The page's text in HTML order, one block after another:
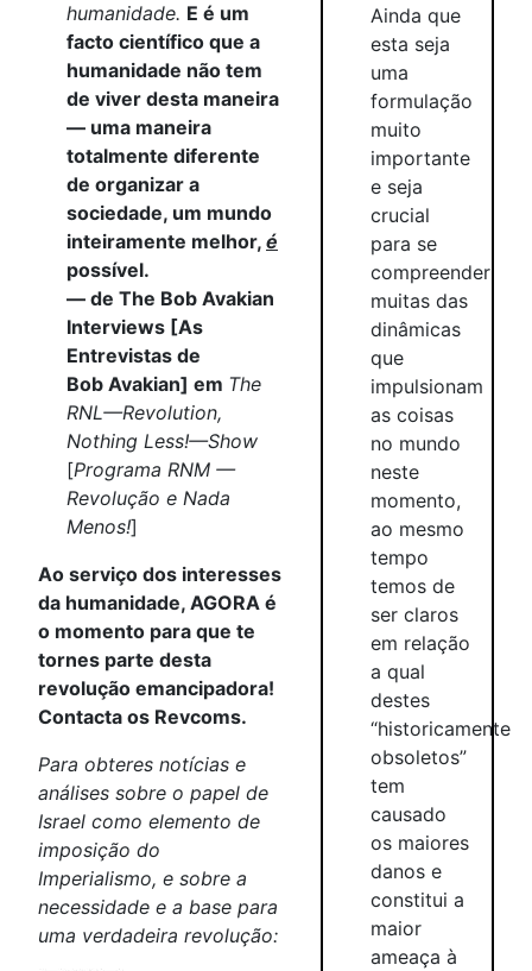
Ainda que
esta seja
uma
formulação
muito
importante
e seja
crucial
para se
compreender
muitas das
dinâmicas
que
impulsionam
as coisas
no mundo
neste
momento,
ao mesmo
tempo
temos de
ser claros
em relação
a qual
destes
“historicamente
obsoletos”
tem
causado
os maiores
danos e
constitui a
maior
ameaça à
humanidade. E é um
facto científico que a
humanidade não tem
de viver desta maneira
— uma maneira
totalmente diferente
de organizar a
sociedade, um mundo
inteiramente melhor, é
possível.
— de The Bob Avakian
Interviews [As
Entrevistas de
Bob Avakian] em The
RNL—Revolution,
Nothing Less!—Show
[Programa RNM —
Revolução e Nada
Menos!]
Ao serviço dos interesses
da humanidade, AGORA é
o momento para que te
tornes parte desta
revolução emancipadora!
Contacta os Revcoms.
Para obteres notícias e
análises sobre o papel de
Israel como elemento de
imposição do
Imperialismo, e sobre a
necessidade e a base para
uma verdadeira revolução: